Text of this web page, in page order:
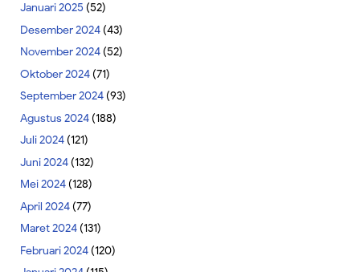
Januari 2025 (52)
Desember 2024(43)
November 2024(52)
Oktober 2024(71)
September 2024(93)
Agustus 2024(188)
Juli 2024(121)
Juni 2024(132)
Mei 2024(128)
April 2024(77)
Maret 2024(131)
Februari 2024(120)